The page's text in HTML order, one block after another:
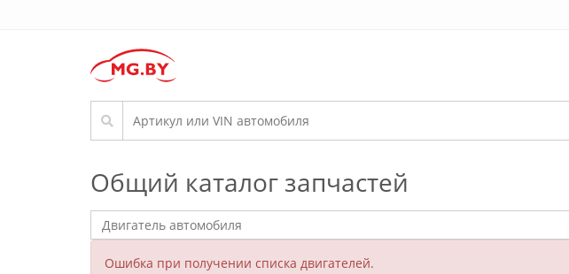
Общий каталог запчастей
Ошибка при получении списка двигателей.